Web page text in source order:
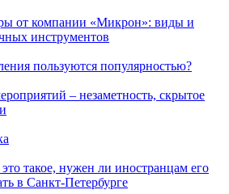
от компании «Микрон»: виды и
инструментов
пользуются популярностью?
– незаметность, скрытое
такое, нужен ли иностранцам его
в Санкт-Петербурге